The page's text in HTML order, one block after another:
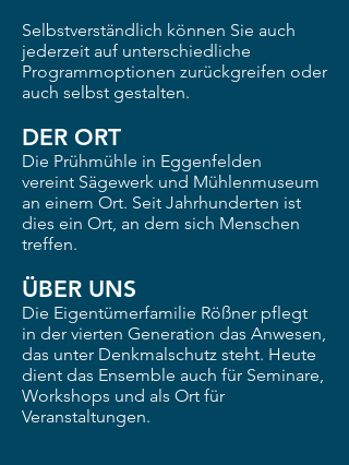
Selbstverständlich können Sie auch
jederzeit auf unterschiedliche
Programmoptionen zurückgreifen oder
auch selbst gestalten.
DER ORT
Die Prühmühle in Eggenfelden
vereint Sägewerk und Mühlenmuseum
an einem Ort. Seit Jahrhunderten ist
dies ein Ort, an dem sich Menschen
treffen.
ÜBER UNS
Die Eigentümerfamilie Rößner pflegt
in der vierten Generation das Anwesen,
das unter Denkmalschutz steht. Heute
dient das Ensemble auch für Seminare,
Workshops und als Ort für
Veranstaltungen.